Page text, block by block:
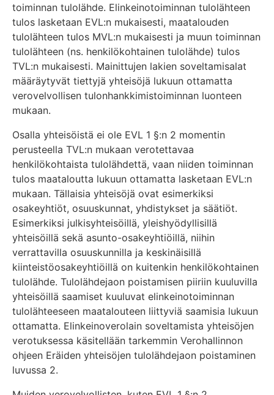
toiminnan tulolähde. Elinkeinotoiminnan tulolähteen
tulos lasketaan EVL:n mukaisesti, maatalouden
tulolähteen tulos MVL:n mukaisesti ja muun toiminnan
tulolähteen (ns. henkilökohtainen tulolähde) tulos
TVL:n mukaisesti. Mainittujen lakien soveltamisalat
määräytyvät tiettyjä yhteisöjä lukuun ottamatta
verovelvollisen tulonhankkimistoiminnan luonteen
mukaan.
Osalla yhteisöistä ei ole EVL 1 §:n 2 momentin
perusteella TVL:n mukaan verotettavaa
henkilökohtaista tulolähdettä, vaan niiden toiminnan
tulos maataloutta lukuun ottamatta lasketaan EVL:n
mukaan. Tällaisia yhteisöjä ovat esimerkiksi
osakeyhtiöt, osuuskunnat, yhdistykset ja säätiöt.
Esimerkiksi julkisyhteisöillä, yleishyödyllisillä
yhteisöillä sekä asunto-osakeyhtiöillä, niihin
verrattavilla osuuskunnilla ja keskinäisillä
kiinteistöosakeyhtiöillä on kuitenkin henkilökohtainen
tulolähde. Tulolähdejaon poistamisen piiriin kuuluvilla
yhteisöillä saamiset kuuluvat elinkeinotoiminnan
tulolähteeseen maatalouteen liittyviä saamisia lukuun
ottamatta. Elinkeinoverolain soveltamista yhteisöjen
verotuksessa käsitellään tarkemmin Verohallinnon
ohjeen Eräiden yhteisöjen tulolähdejaon poistaminen
luvussa 2.